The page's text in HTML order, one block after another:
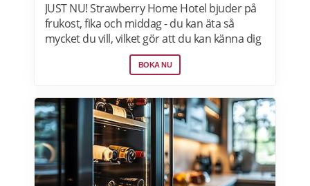
JUST NU! Strawberry Home Hotel bjuder på
frukost, fika och middag - du kan äta så
mycket du vill, vilket gör att du kan känna dig
som hemma. Välj mellan 50+ hotell i Norden
från 760kr per natt. Boka nu>>>
BOKA NU